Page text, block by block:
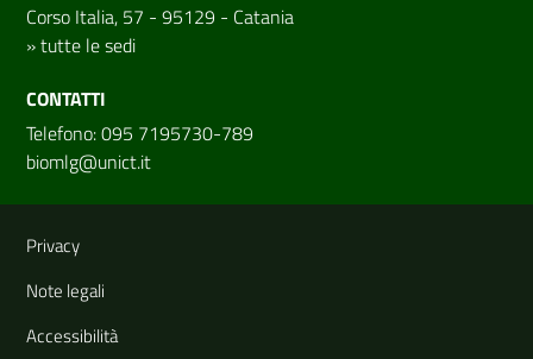
Corso Italia, 57 - 95129 - Catania
»tutte le sedi
CONTATTI
Telefono: 095 7195730-789
biomlg@unict.it
Link e informazioni utili
Privacy
Note legali
Accessibilità